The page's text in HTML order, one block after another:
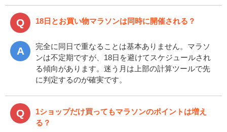
18日とお買い物マラソンは同時に開催される？
完全に同日で重なることは基本ありません。マラソ
ンは不定期ですが、18日を避けてスケジュールされ
る傾向があります。迷う月は上部の計算ツールで先
に判定するのが確実です。
1ショップだけ買ってもマラソンのポイントは増え
る？